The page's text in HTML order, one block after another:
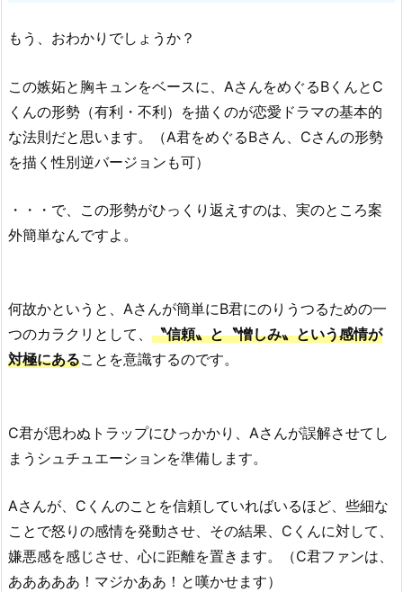
もう、おわかりでしょうか？
この嫉妬と胸キュンをベースに、AさんをめぐるBくんとC
くんの形勢（有利・不利）を描くのが恋愛ドラマの基本的
な法則だと思います。（A君をめぐるBさん、Cさんの形勢
を描く性別逆バージョンも可）
・・・で、この形勢がひっくり返えすのは、実のところ案
外簡単なんですよ。
何故かというと、Aさんが簡単にB君にのりうつるための一
つのカラクリとして、 〝信頼〟と〝憎しみ〟という感情が
対極にあることを意識するのです。
C君が思わぬトラップにひっかかり、Aさんが誤解させてし
まうシュチュエーションを準備します。
Aさんが、Cくんのことを信頼していればいるほど、些細な
ことで怒りの感情を発動させ、その結果、Cくんに対して、
嫌悪感を感じさせ、心に距離を置きます。（C君ファンは、
あああああ！マジかああ！と嘆かせます）